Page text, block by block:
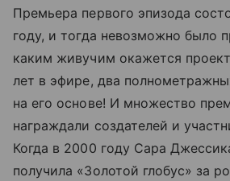
Премьера первого эпизода
году, и тогда невозможно было
каким живучим окажется
лет в эфире, два
на его основе! И множество
награждали создателей и
Когда в 2000 году Сара
получила «Золотой глобус» за